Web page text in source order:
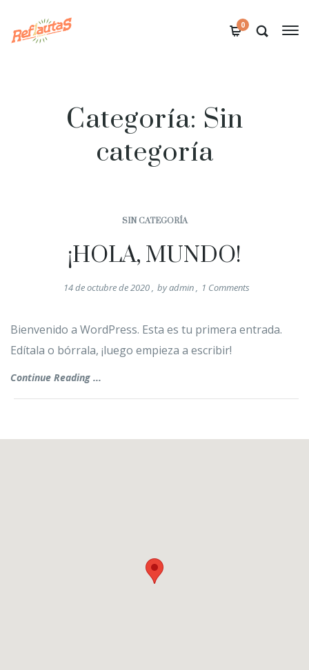
0
Categoría: Sin
categoría
SIN CATEGORÍA
¡HOLA, MUNDO!
14 de octubre de 2020, byadmin, 1 Comments
Bienvenido a WordPress. Esta es tu primera entrada.
Edítala o bórrala, ¡luego empieza a escribir!
Continue Reading ...